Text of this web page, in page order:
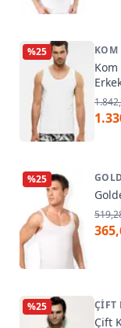
%25 KOM
Kom
%25
%25 ÇIFT
Çift